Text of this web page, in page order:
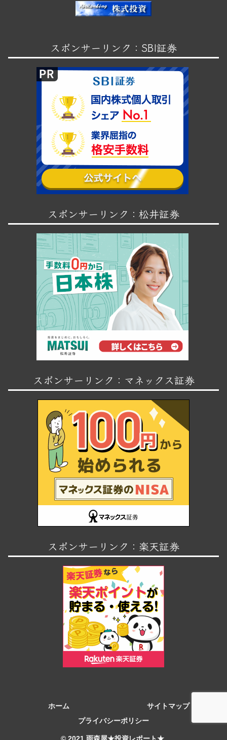
スポンサーリンク：SBI証券
スポンサーリンク：松井証券
スポンサーリンク：マネックス証券
スポンサーリンク：楽天証券
ホーム
サイトマップ
プライバシーポリシー